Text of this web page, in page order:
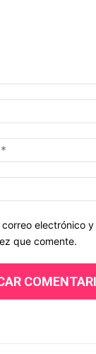
electrónico
que comente.